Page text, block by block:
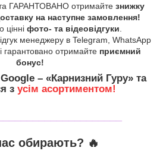
та ГАРАНТОВАНО отримайте знижку
на наступне замовлення!
цінні фото- та відеовідгуки
менеджеру в Telegram, WhatsApp
гарантовано отримайте приємний
бонус!
– «Карнизний Гуру» та
з усім асортиментом!
обирають? 🔥